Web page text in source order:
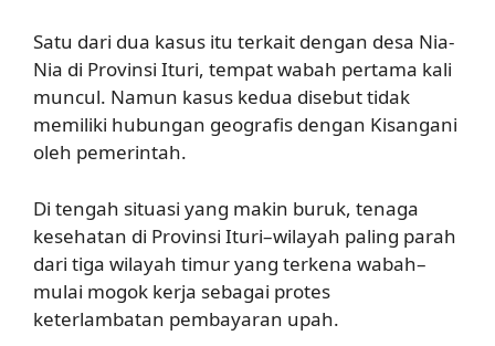
Satu dari dua kasus itu terkait dengan desa Nia-
Nia di Provinsi Ituri, tempat wabah pertama kali
muncul. Namun kasus kedua disebut tidak
memiliki hubungan geografis dengan Kisangani
oleh pemerintah.
Di tengah situasi yang makin buruk, tenaga
kesehatan di Provinsi Ituri–wilayah paling parah
dari tiga wilayah timur yang terkena wabah–
mulai mogok kerja sebagai protes
keterlambatan pembayaran upah.